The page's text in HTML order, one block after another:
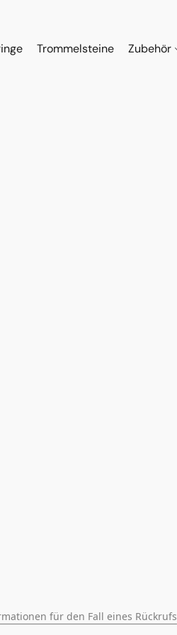
Trommelsteine Zubehör
für den Fall eines Rückrufs